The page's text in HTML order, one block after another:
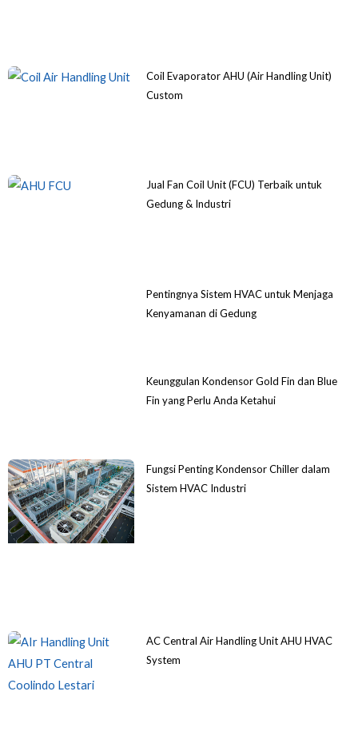
Coil Evaporator AHU (Air Handling Unit)
Custom
Jual Fan Coil Unit (FCU) Terbaik untuk
Gedung & Industri
Pentingnya Sistem HVAC untuk Menjaga
Kenyamanan di Gedung
Keunggulan Kondensor Gold Fin dan Blue
Fin yang Perlu Anda Ketahui
Fungsi Penting Kondensor Chiller dalam
Sistem HVAC Industri
AC Central Air Handling Unit AHU HVAC
System